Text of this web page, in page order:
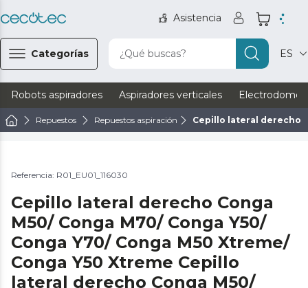
Asistencia
Categorías ¿Qué buscas? ES
Robots aspiradores Aspiradores verticales
Repuestos Repuestos aspiración Cepillo lateral derecho
Referencia: R01_EU01_116030
Cepillo lateral derecho Conga
M50/ Conga M70/ Conga Y50/
Conga Y70/ Conga M50 Xtreme/
Conga Y50 Xtreme Cepillo
lateral derecho Conga M50/